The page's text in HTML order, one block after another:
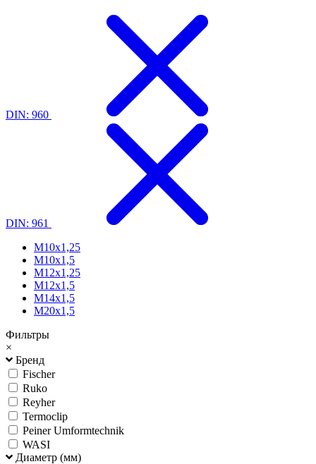
DIN: 960
DIN: 961
М10х1,25
М10х1,5
М12х1,25
М12х1,5
М14х1,5
М20х1,5
Фильтры
×
Бренд
Fischer
Ruko
Reyher
Termoclip
Peiner Umformtechnik
WASI
Диаметр (мм)